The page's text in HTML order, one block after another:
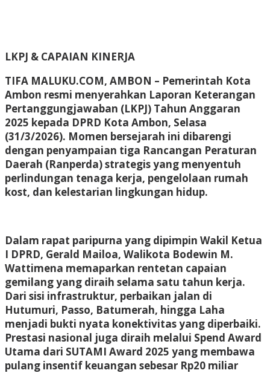
LKPJ & CAPAIAN KINERJA
TIFA MALUKU.COM, AMBON – Pemerintah Kota
Ambon resmi menyerahkan Laporan Keterangan
Pertanggungjawaban (LKPJ) Tahun Anggaran
2025 kepada DPRD Kota Ambon, Selasa
(31/3/2026). Momen bersejarah ini dibarengi
dengan penyampaian tiga Rancangan Peraturan
Daerah (Ranperda) strategis yang menyentuh
perlindungan tenaga kerja, pengelolaan rumah
kost, dan kelestarian lingkungan hidup.
Dalam rapat paripurna yang dipimpin Wakil Ketua
I DPRD, Gerald Mailoa, Walikota Bodewin M.
Wattimena memaparkan rentetan capaian
gemilang yang diraih selama satu tahun kerja.
Dari sisi infrastruktur, perbaikan jalan di
Hutumuri, Passo, Batumerah, hingga Laha
menjadi bukti nyata konektivitas yang diperbaiki.
Prestasi nasional juga diraih melalui Spend Award
Utama dari SUTAMI Award 2025 yang membawa
pulang insentif keuangan sebesar Rp20 miliar